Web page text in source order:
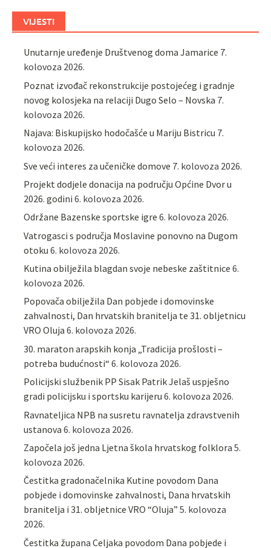
VIJESTI
Unutarnje uređenje Društvenog doma Jamarice 7.
kolovoza 2026.
Poznat izvođač rekonstrukcije postojećeg i gradnje
novog kolosjeka na relaciji Dugo Selo – Novska 7.
kolovoza 2026.
Najava: Biskupijsko hodočašće u Mariju Bistricu 7.
kolovoza 2026.
Sve veći interes za učeničke domove 7. kolovoza 2026.
Projekt dodjele donacija na području Općine Dvor u
2026. godini 6. kolovoza 2026.
Održane Bazenske sportske igre 6. kolovoza 2026.
Vatrogasci s područja Moslavine ponovno na Dugom
otoku 6. kolovoza 2026.
Kutina obilježila blagdan svoje nebeske zaštitnice 6.
kolovoza 2026.
Popovača obilježila Dan pobjede i domovinske
zahvalnosti, Dan hrvatskih branitelja te 31. obljetnicu
VRO Oluja 6. kolovoza 2026.
30. maraton arapskih konja „Tradicija prošlosti –
potreba budućnosti“ 6. kolovoza 2026.
Policijski službenik PP Sisak Patrik Jelaš uspješno
gradi policijsku i sportsku karijeru 6. kolovoza 2026.
Ravnateljica NPB na susretu ravnatelja zdravstvenih
ustanova 6. kolovoza 2026.
Započela još jedna Ljetna škola hrvatskog folklora 5.
kolovoza 2026.
Čestitka gradonačelnika Kutine povodom Dana
pobjede i domovinske zahvalnosti, Dana hrvatskih
branitelja i 31. obljetnice VRO “Oluja” 5. kolovoza
2026.
Čestitka župana Celjaka povodom Dana pobjede i